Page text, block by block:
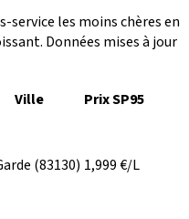
service les moins chères en
Données mises à jour
Ville Prix SP95
(83130) 1,999€/L